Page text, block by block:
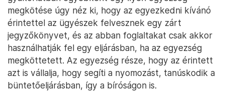
megkötése úgy néz ki, hogy az egyezkedni kívánó
érintettel az ügyészek felvesznek egy zárt
jegyzőkönyvet, és az abban foglaltakat csak akkor
használhatják fel egy eljárásban, ha az egyezség
megköttetett. Az egyezség része, hogy az érintett
azt is vállalja, hogy segíti a nyomozást, tanúskodik a
büntetőeljárásban, így a bíróságon is.